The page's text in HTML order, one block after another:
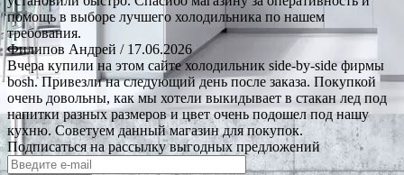
помощь в выборе лучшего холодильника по нашем
требования.
Филипов Андрей / 17.06.2026
Вчера купили на этом сайте холодильник side-by-side фирмы
bosh. Привезли на следующий день после заказа. Покупкой
очень довольны, как мы хотели выкидывает в стакан лед под
напитки разных размеров и цвет очень подошел под нашу
кухню. Советуем данный магазин для покупок.
Подписаться на рассылку выгодных предложений